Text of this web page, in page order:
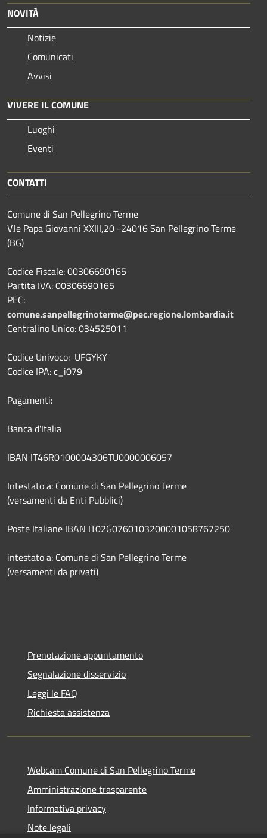
NOVITÀ
Notizie
Comunicati
Avvisi
VIVERE IL COMUNE
Luoghi
Eventi
CONTATTI
Comune di San Pellegrino Terme
V.le Papa Giovanni XXIII,20 -24016 San Pellegrino Terme
(BG)
Codice Fiscale: 00306690165
Partita IVA: 00306690165
PEC:
comune.sanpellegrinoterme@pec.regione.lombardia.it
Centralino Unico: 034525011
Codice Univoco: UFGYKY
Codice IPA: c_i079
Pagamenti:
Banca d'Italia
IBAN IT46R0100004306TU0000006057
Intestato a: Comune di San Pellegrino Terme
(versamenti da Enti Pubblici)
Poste Italiane IBAN IT02G0760103200001058767250
intestato a: Comune di San Pellegrino Terme
(versamenti da privati)
Prenotazione appuntamento
Segnalazione disservizio
Leggi le FAQ
Richiesta assistenza
Webcam Comune di San Pellegrino Terme
Amministrazione trasparente
Informativa privacy
Note legali